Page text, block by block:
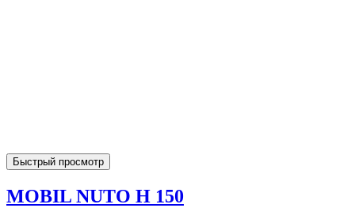
Быстрый просмотр
MOBIL NUTO H 150